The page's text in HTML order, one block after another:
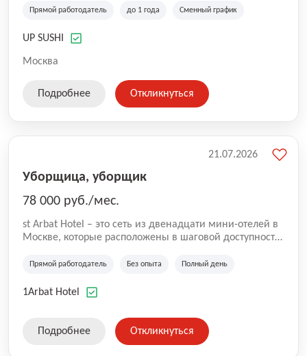
•Cpедний pейтинг наших завeдений составляет 4,9.
Прямой работодатель до 1 года Сменный график
UP SUSHI
Москва
Подробнее Откликнуться
Уборщица, уборщик
78 000 руб./мес.
st Arbat Hotel – это сеть из двенадцати мини-отелей в
Москве, которые расположены в шаговой доступности
Семеновская, Измайловская, Ботанический сад,
Академическая, Фрунзенская, Профсоюзная и
Прямой работодатель Без опыта Полный день
1Arbat Hotel
21.07.2026
Подробнее Откликнуться